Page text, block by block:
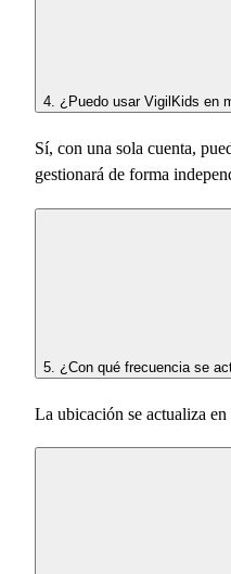
4. ¿Puedo usar VigilKids en
Sí, con una sola cuenta,
gestionará de forma
5. ¿Con qué frecuencia se
La ubicación se actualiza